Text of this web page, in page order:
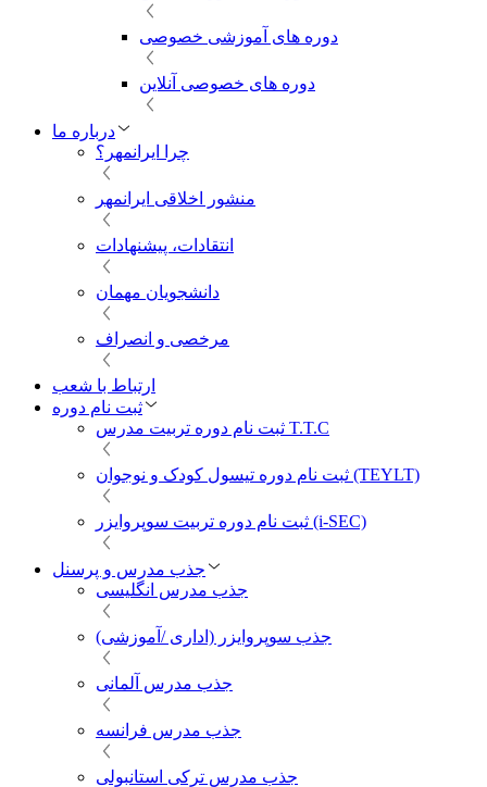
دوره های آموزشی خصوصی
دوره های خصوصی آنلاین
درباره ما
چرا ایرانمهر؟
منشور اخلاقی ایرانمهر
انتقادات، پیشنهادات
دانشجویان مهمان
مرخصی و انصراف
ارتباط با شعب
ثبت نام دوره
ثبت نام دوره تربیت مدرس T.T.C
ثبت نام دوره تیسول کودک و نوجوان (TEYLT)
ثبت نام دوره تربیت سوپروایزر (i-SEC)
جذب مدرس و پرسنل
جذب مدرس انگلیسی
جذب سوپروایزر (اداری /آموزشی)
جذب مدرس آلمانی
جذب مدرس فرانسه
جذب مدرس ترکی استانبولی